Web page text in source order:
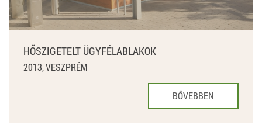
HŐSZIGETELT ÜGYFÉLABLAKOK
2013, VESZPRÉM
BŐVEBBEN